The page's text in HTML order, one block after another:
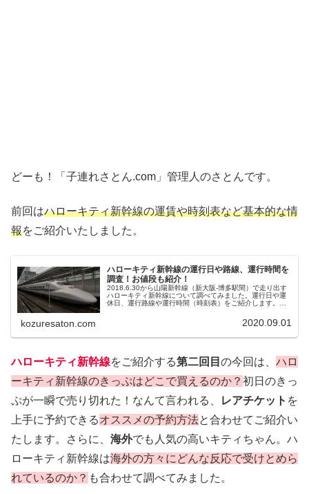
どーも！「子連れさとん.com」管理人のさとんです。
前回はハローキティ新幹線の運賃や時刻表など基本的な情
報をご紹介いたしました。
ハローキティ新幹線の運行日や路線、運行時間を
調査！お値段も紹介！
2018.6.30から山陽新幹線（新大阪-博多駅間）で走り出す
ハローキティ新幹線について調べてみました。運行日や運
休日、運行路線や運行時間（時刻表）をご紹介します。ま
kozuresaton.com 2020.09.01
ハローキティ新幹線をご紹介する第二回目 の今回は、 ハロ
ーキティ新幹線のきっぷはどこで買えるのか？ 初日のきっ
ぷが一瞬で売り切れた！なんて言われる、
レアチケット を
上手に予約できるオススメの予約方法と合わせてご紹介い
たします。さらに、 海外でも人気の高いキティちゃん。ハ
ローキティ新幹線は海外の方々にどんな反応で受けとめら
れているのか？ も合わせて調べてみました。